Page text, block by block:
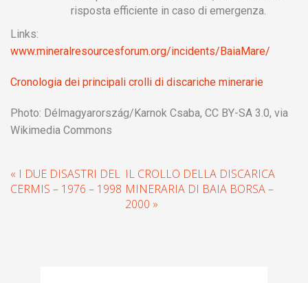
risposta efficiente in caso di emergenza.
Links:
www.mineralresourcesforum.org/incidents/BaiaMare/
Cronologia dei principali crolli di discariche minerarie
Photo: Délmagyarország/Karnok Csaba, CC BY-SA 3.0, via
Wikimedia Commons
« I DUE DISASTRI DEL
CERMIS – 1976 – 1998
IL CROLLO DELLA DISCARICA
MINERARIA DI BAIA BORSA –
2000 »